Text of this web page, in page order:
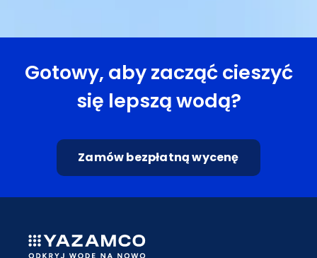
Gotowy, aby zacząć cieszyć
się lepszą wodą?
Zamów bezpłatną wycenę